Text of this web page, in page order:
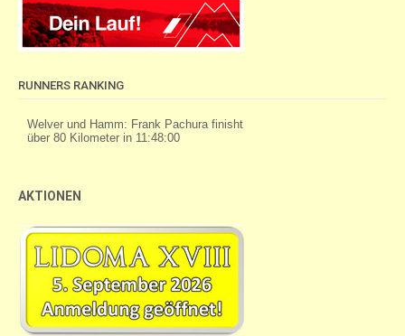
RUNNERS RANKING
AKTIONEN